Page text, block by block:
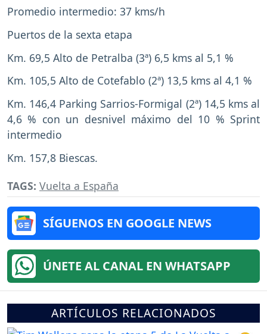
Promedio intermedio: 37 kms/h
Puertos de la sexta etapa
Km. 69,5 Alto de Petralba (3ª) 6,5 kms al 5,1 %
Km. 105,5 Alto de Cotefablo (2ª) 13,5 kms al 4,1 %
Km. 146,4 Parking Sarrios-Formigal (2ª) 14,5 kms al
4,6 % con un desnivel máximo del 10 % Sprint
intermedio
Km. 157,8 Biescas.
TAGS: Vuelta a España
SÍGUENOS EN GOOGLE NEWS
ÚNETE AL CANAL EN WHATSAPP
ARTÍCULOS RELACIONADOS